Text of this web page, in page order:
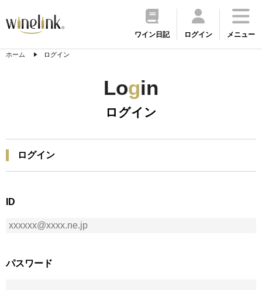
ワイン日記 ログイン メニュー
ホーム ログイン
Login
ログイン
ログイン
ID
パスワード